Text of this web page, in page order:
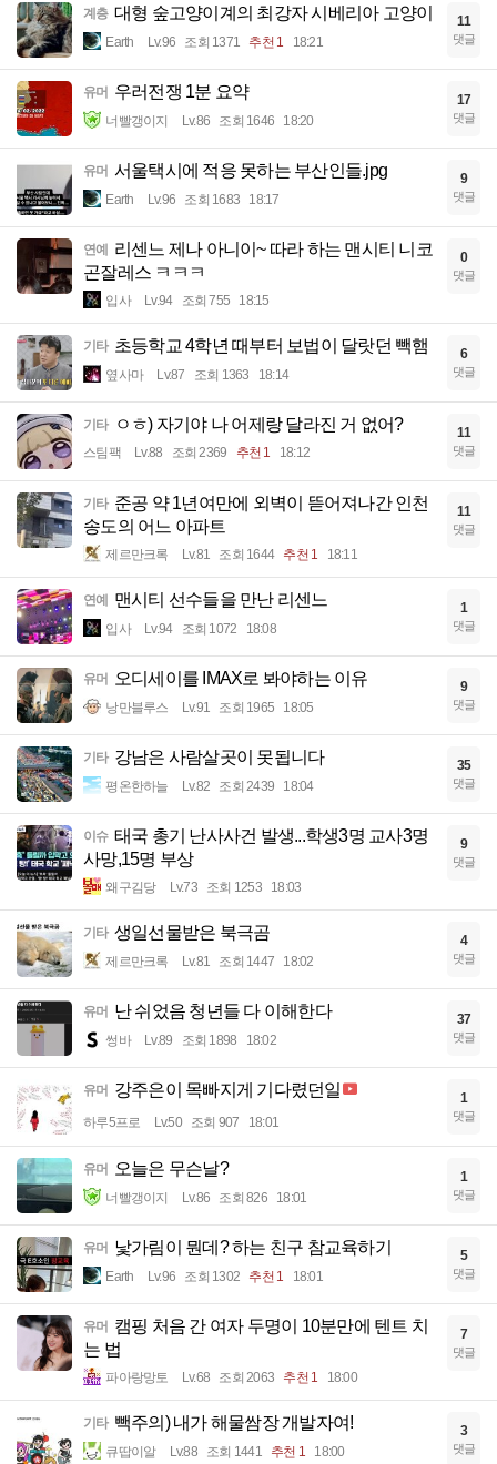
계층 대형 숲고양이계의 최강자 시베리아 고양이
Earth Lv.96 조회 1371 추천 1 18:21
11
댓글
유머 우러전쟁 1분 요약
너빨갱이지 Lv.86 조회 1646 18:20
17
댓글
유머 서울택시에 적응 못하는 부산인들.jpg
Earth Lv.96 조회 1683 18:17
9
댓글
연예 리센느 제나 아니이~ 따라 하는 맨시티 니코
곤잘레스 ㅋㅋㅋ
입사 Lv.94 조회 755 18:15
0
댓글
기타 초등학교 4학년 때부터 보법이 달랏던 빽햄
옆사마 Lv.87 조회 1363 18:14
6
댓글
기타 ㅇㅎ) 자기야 나 어제랑 달라진 거 없어?
스팀팩 Lv.88 조회 2369 추천 1 18:12
11
댓글
기타 준공 약 1년여만에 외벽이 뜯어져나간 인천
송도의 어느 아파트
제르만크록 Lv.81 조회 1644 추천 1 18:11
11
댓글
연예 맨시티 선수들을 만난 리센느
입사 Lv.94 조회 1072 18:08
1
댓글
유머 오디세이를 IMAX로 봐야하는 이유
낭만블루스 Lv.91 조회 1965 18:05
9
댓글
기타 강남은 사람살곳이 못됩니다
평온한하늘 Lv.82 조회 2439 18:04
35
댓글
이슈 태국 총기 난사사건 발생...학생3명 교사3명
사망,15명 부상
왜구김당 Lv.73 조회 1253 18:03
9
댓글
기타 생일선물받은 북극곰
제르만크록 Lv.81 조회 1447 18:02
4
댓글
유머 난 쉬었음 청년들 다 이해한다
썽바 Lv.89 조회 1898 18:02
37
댓글
유머 강주은이 목빠지게 기다렸던일
하루5프로 Lv.50 조회 907 18:01
1
댓글
유머 오늘은 무슨날?
너빨갱이지 Lv.86 조회 826 18:01
1
댓글
유머 낯가림이 뭔데? 하는 친구 참교육하기
Earth Lv.96 조회 1302 추천 1 18:01
5
댓글
유머 캠핑 처음 간 여자 두명이 10분만에 텐트 치
는 법
파아랑망토 Lv.68 조회 2063 추천 1 18:00
7
댓글
기타 빽주의) 내가 해물쌈장 개발자여!
큐땁이알 Lv.88 조회 1441 추천 1 18:00
3
댓글